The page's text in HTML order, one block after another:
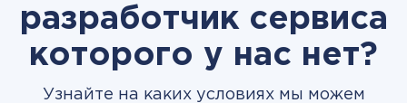
разработчик сервиса
которого у нас нет?
Узнайте на каких условиях мы можем